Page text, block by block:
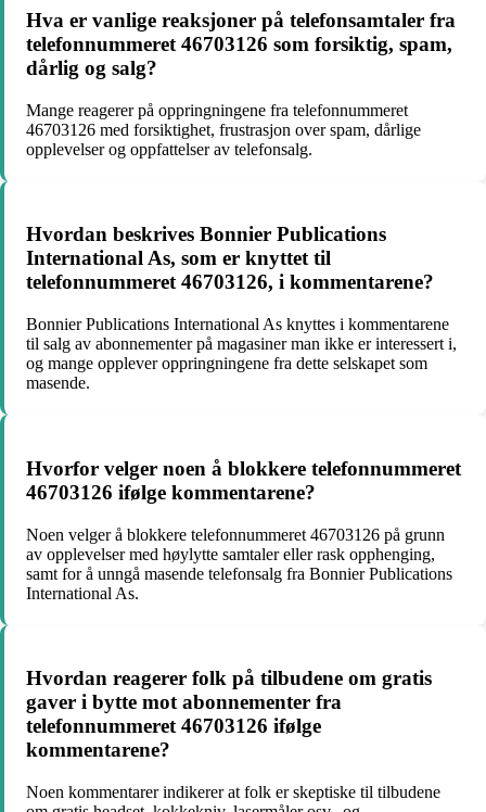
Hva er vanlige reaksjoner på telefonsamtaler fra
telefonnummeret 46703126 som forsiktig, spam,
dårlig og salg?
Mange reagerer på oppringningene fra telefonnummeret
46703126 med forsiktighet, frustrasjon over spam, dårlige
opplevelser og oppfattelser av telefonsalg.
Hvordan beskrives Bonnier Publications
International As, som er knyttet til
telefonnummeret 46703126, i kommentarene?
Bonnier Publications International As knyttes i kommentarene
til salg av abonnementer på magasiner man ikke er interessert i,
og mange opplever oppringningene fra dette selskapet som
masende.
Hvorfor velger noen å blokkere telefonnummeret
46703126 ifølge kommentarene?
Noen velger å blokkere telefonnummeret 46703126 på grunn
av opplevelser med høylytte samtaler eller rask opphenging,
samt for å unngå masende telefonsalg fra Bonnier Publications
International As.
Hvordan reagerer folk på tilbudene om gratis
gaver i bytte mot abonnementer fra
telefonnummeret 46703126 ifølge
kommentarene?
Noen kommentarer indikerer at folk er skeptiske til tilbudene